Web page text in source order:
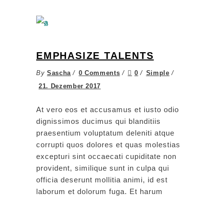
EMPHASIZE TALENTS
By Sascha 0 Comments 0
Simple
21. Dezember 2017
At vero eos et accusamus et iusto odio
dignissimos ducimus qui blanditiis
praesentium voluptatum deleniti atque
corrupti quos dolores et quas molestias
excepturi sint occaecati cupiditate non
provident, similique sunt in culpa qui
officia deserunt mollitia animi, id est
laborum et dolorum fuga. Et harum